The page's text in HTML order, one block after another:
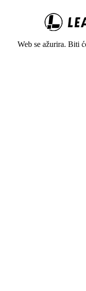
Web se ažurira. Biti